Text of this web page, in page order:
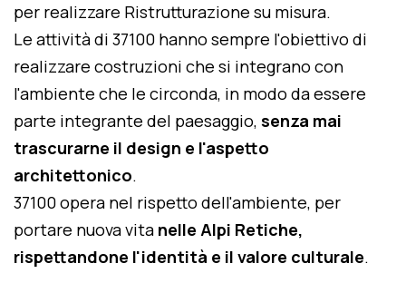
per realizzare Ristrutturazione su misura.
Le attività di 37100 hanno sempre l'obiettivo di
realizzare costruzioni che si integrano con
l'ambiente che le circonda, in modo da essere
parte integrante del paesaggio, senza mai
trascurarne il design e l'aspetto
architettonico.
37100 opera nel rispetto dell'ambiente, per
portare nuova vita nelle Alpi Retiche,
rispettandone l'identità e il valore culturale.